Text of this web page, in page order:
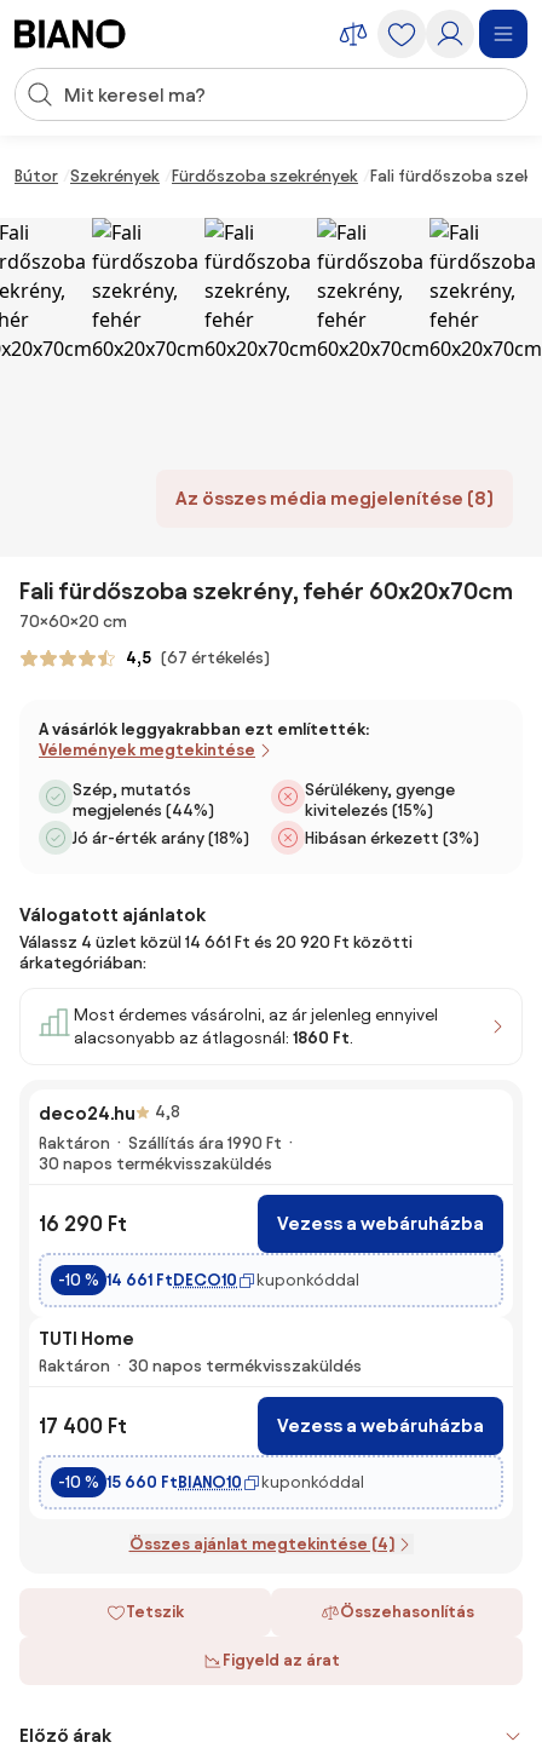
Keresési bevitel
Bútor Szekrények Fürdőszoba szekrények Fali fürdőszoba
Az összes média megjelenítése (8)
Fali fürdőszoba szekrény, fehér 60x20x70cm
Méretek
70×60×20 cm
4,5 (67 értékelés)
A vásárlók leggyakrabban ezt említették:
Vélemények megtekintése
Szép, mutatós
megjelenés (44%)
Jó ár-érték arány (18%)
Sérülékeny, gyenge
kivitelezés (15%)
Hibásan érkezett (3%)
Válogatott ajánlatok
Válassz 4 üzlet közül 14 661 Ft és 20 920 Ft közötti
árkategóriában:
Most érdemes vásárolni, az ár jelenleg ennyivel
alacsonyabb az átlagosnál: 1860 Ft.
deco24.hu
4,8
Raktáron
Szállítás ára 1990 Ft
30 napos termékvisszaküldés
16 290 Ft Vezess a webáruházba
-10 % 14 661 FtDECO10 kuponkóddal
TUTI Home
Raktáron 30 napos termékvisszaküldés
17 400 Ft Vezess a webáruházba
-10 % 15 660 FtBIANO10 kuponkóddal
Összes ajánlat megtekintése (4)
Tetszik Összehasonlítás
Figyeld az árat
Előző árak